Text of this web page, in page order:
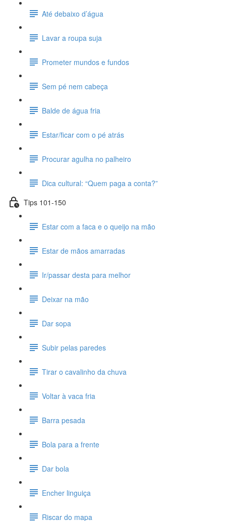
Até debaixo d’água
Lavar a roupa suja
Prometer mundos e fundos
Sem pé nem cabeça
Balde de água fria
Estar/ficar com o pé atrás
Procurar agulha no palheiro
Dica cultural: “Quem paga a conta?”
Tips 101-150
Estar com a faca e o queijo na mão
Estar de mãos amarradas
Ir/passar desta para melhor
Deixar na mão
Dar sopa
Subir pelas paredes
Tirar o cavalinho da chuva
Voltar à vaca fria
Barra pesada
Bola para a frente
Dar bola
Encher linguiça
Riscar do mapa